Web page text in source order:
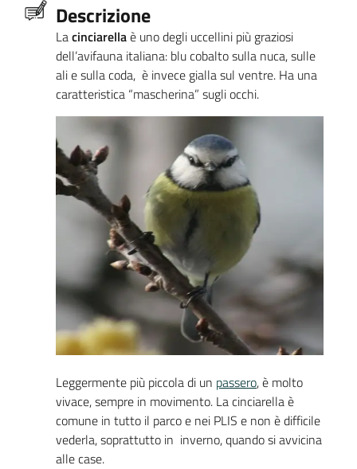
Descrizione
Lacinciarellaè uno degli uccellini più graziosi
dell’avifauna italiana: blu cobalto sulla nuca, sulle
ali e sulla coda, è invece gialla sul ventre. Ha una
caratteristica “mascherina” sugli occhi.
Leggermente più piccola di un passero, è molto
vivace, sempre in movimento. La cinciarella è
comune in tutto il parco e nei PLIS e non è difficile
vederla, soprattutto in inverno, quando si avvicina
alle case.